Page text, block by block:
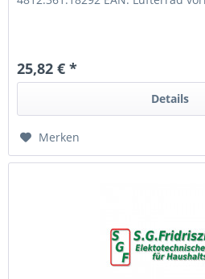
25,82 € *
Details
Merken